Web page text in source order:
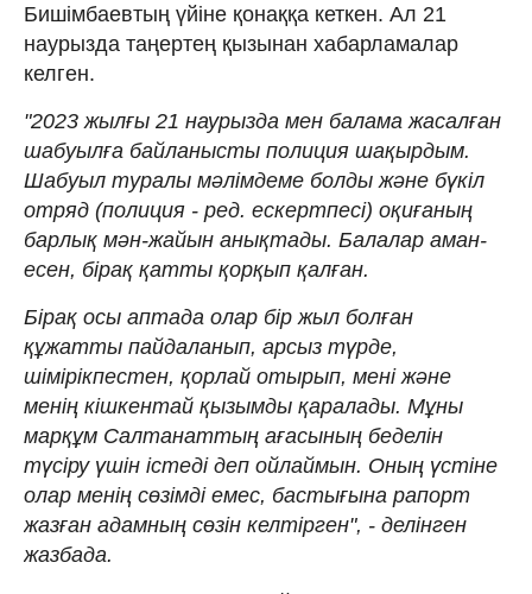
Бишімбаевтың үйіне қонаққа кеткен. Ал 21
наурызда таңертең қызынан хабарламалар
келген.
"2023 жылғы 21 наурызда мен балама жасалған
шабуылға байланысты полиция шақырдым.
Шабуыл туралы мәлімдеме болды және бүкіл
отряд (полиция - ред. ескертпесі) оқиғаның
барлық мән-жайын анықтады. Балалар аман-
есен, бірақ қатты қорқып қалған.
Бірақ осы аптада олар бір жыл болған
құжатты пайдаланып, арсыз түрде,
шімірікпестен, қорлай отырып, мені және
менің кішкентай қызымды қаралады. Мұны
марқұм Салтанаттың ағасының беделін
түсіру үшін істеді деп ойлаймын. Оның үстіне
олар менің сөзімді емес, бастығына рапорт
жазған адамның сөзін келтірген", - делінген
жазбада.